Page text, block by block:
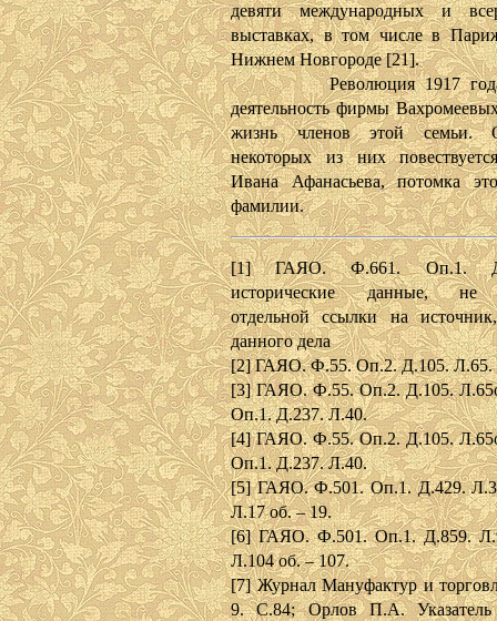
девяти международных и
выставках, в том числе в
Нижнем Новгороде [21].
Революция 1917 года
деятельность фирмы
жизнь членов этой семьи.
некоторых из них
Ивана Афанасьева, потомка
фамилии.
[1] ГАЯО. Ф.661. Оп.1.
исторические данные, не
отдельной ссылки на
данного дела
[2] ГАЯО. Ф.55. Оп.2. Д.105. Л.65.
[3] ГАЯО. Ф.55. Оп.2. Д.105.
Оп.1. Д.237. Л.40.
[4] ГАЯО. Ф.55. Оп.2. Д.105.
Оп.1. Д.237. Л.40.
[5] ГАЯО. Ф.501. Оп.1. Д.429.
Л.17 об. – 19.
[6] ГАЯО. Ф.501. Оп.1. Д.859.
Л.104 об. – 107.
[7] Журнал Мануфактур и
9. С.84; Орлов П.А.